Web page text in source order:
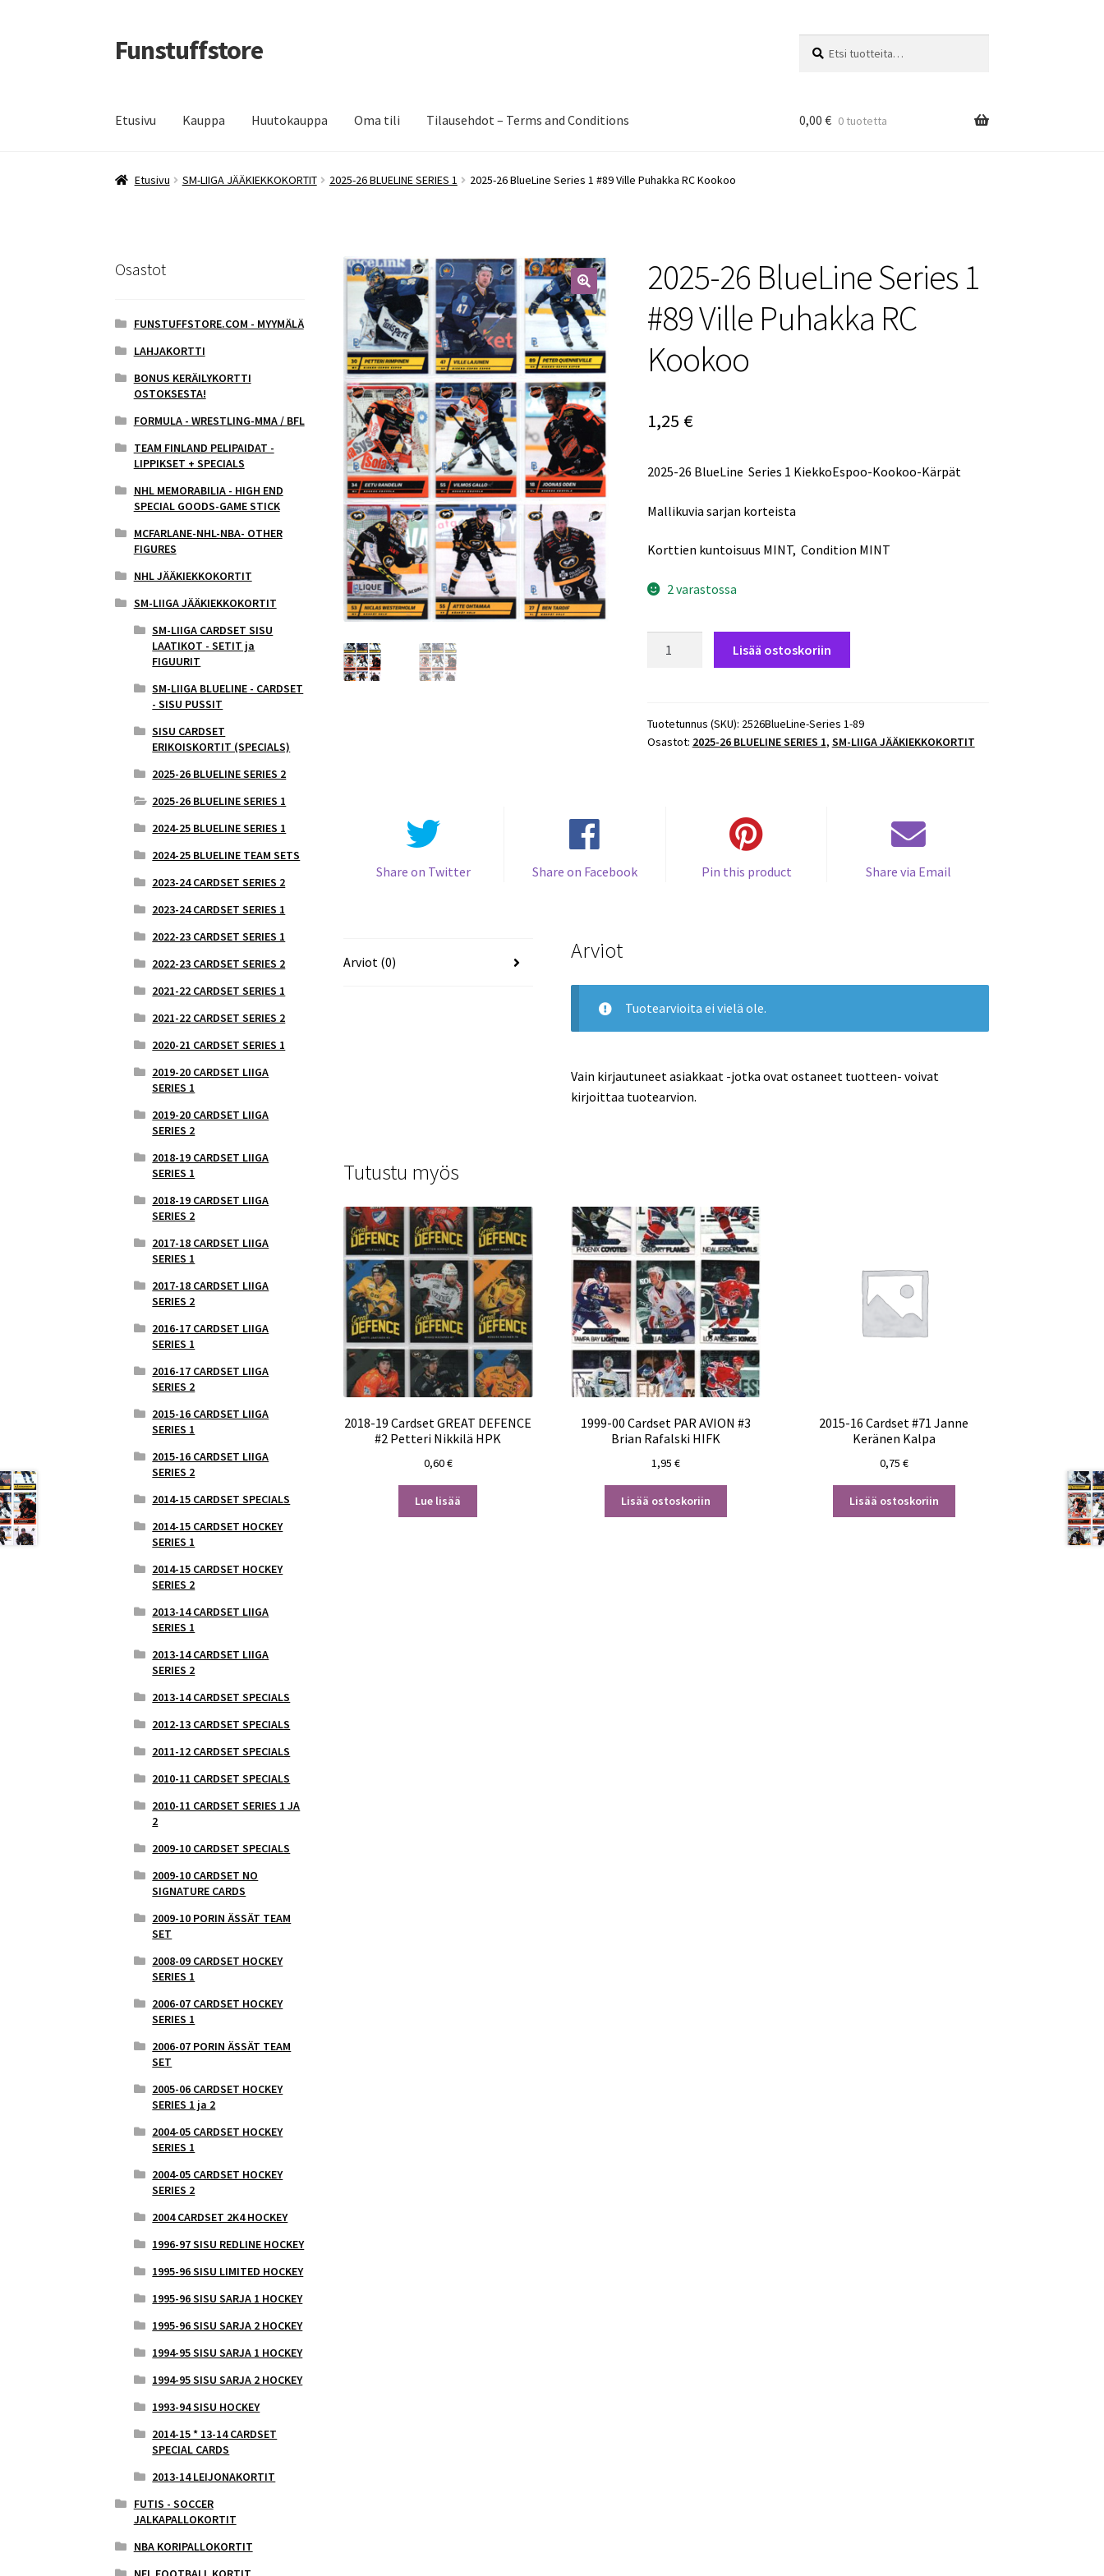
Siirry
navigointiin
Siirry
sisältöön
Funstuffstore
Etusivu Kauppa Huutokauppa Oma tili Tilausehdot – Terms and Conditions 0,00 € 0 tuotetta
Etusivu SM-LIIGA JÄÄKIEKKOKORTIT 2025-26 BLUELINE SERIES 1 2025-26 BlueLine Series 1 #89 Ville Puhakka RC Kookoo
🔍
2025-26 BlueLine Series 1
#89 Ville Puhakka RC
Kookoo
1,25 €
2025-26 BlueLine Series 1 KiekkoEspoo-Kookoo-Kärpät
Mallikuvia sarjan korteista
Korttien kuntoisuus MINT, Condition MINT
2 varastossa
1
#89
Lisää ostoskoriin
Tuotetunnus (SKU): 2526BlueLine-Series 1-89
Osastot: 2025-26 BLUELINE SERIES 1, SM-LIIGA JÄÄKIEKKOKORTIT
Share on Twitter Share on Facebook Pin this product Share via Email
Arviot (0) Arviot
Tuotearvioita ei vielä ole.
Vain kirjautuneet asiakkaat -jotka ovat ostaneet tuotteen- voivat
kirjoittaa tuotearvion.
Tutustu myös
2018-19 Cardset GREAT DEFENCE
#2 Petteri Nikkilä HPK
0,60€
Lue lisää
1999-00 Cardset PAR AVION #3
Brian Rafalski HIFK
1,95€
Lisää ostoskoriin
2015-16 Cardset #71 Janne
Keränen Kalpa
0,75 €
Lisää ostoskoriin
Osastot
FUNSTUFFSTORE.COM - MYYMÄLÄ
LAHJAKORTTI
BONUS KERÄILYKORTTI
OSTOKSESTA!
FORMULA - WRESTLING-MMA / BFL
TEAM FINLAND PELIPAIDAT -
LIPPIKSET + SPECIALS
NHL MEMORABILIA - HIGH END
SPECIAL GOODS-GAME STICK
MCFARLANE-NHL-NBA- OTHER
FIGURES
NHL JÄÄKIEKKOKORTIT
SM-LIIGA JÄÄKIEKKOKORTIT
SM-LIIGA CARDSET SISU
LAATIKOT - SETIT ja
FIGUURIT
SM-LIIGA BLUELINE - CARDSET
- SISU PUSSIT
SISU CARDSET
ERIKOISKORTIT (SPECIALS)
2025-26 BLUELINE SERIES 2
2025-26 BLUELINE SERIES 1
2024-25 BLUELINE SERIES 1
2024-25 BLUELINE TEAM SETS
2023-24 CARDSET SERIES 2
2023-24 CARDSET SERIES 1
2022-23 CARDSET SERIES 1
2022-23 CARDSET SERIES 2
2021-22 CARDSET SERIES 1
2021-22 CARDSET SERIES 2
2020-21 CARDSET SERIES 1
2019-20 CARDSET LIIGA
SERIES 1
2019-20 CARDSET LIIGA
SERIES 2
2018-19 CARDSET LIIGA
SERIES 1
2018-19 CARDSET LIIGA
SERIES 2
2017-18 CARDSET LIIGA
SERIES 1
2017-18 CARDSET LIIGA
SERIES 2
2016-17 CARDSET LIIGA
SERIES 1
2016-17 CARDSET LIIGA
SERIES 2
2015-16 CARDSET LIIGA
SERIES 1
2015-16 CARDSET LIIGA
SERIES 2
2014-15 CARDSET SPECIALS
2014-15 CARDSET HOCKEY
SERIES 1
2014-15 CARDSET HOCKEY
SERIES 2
2013-14 CARDSET LIIGA
SERIES 1
2013-14 CARDSET LIIGA
SERIES 2
2013-14 CARDSET SPECIALS
2012-13 CARDSET SPECIALS
2011-12 CARDSET SPECIALS
2010-11 CARDSET SPECIALS
2010-11 CARDSET SERIES 1 JA
2
2009-10 CARDSET SPECIALS
2009-10 CARDSET NO
SIGNATURE CARDS
2009-10 PORIN ÄSSÄT TEAM
SET
2008-09 CARDSET HOCKEY
SERIES 1
2006-07 CARDSET HOCKEY
SERIES 1
2006-07 PORIN ÄSSÄT TEAM
SET
2005-06 CARDSET HOCKEY
SERIES 1 ja 2
2004-05 CARDSET HOCKEY
SERIES 1
2004-05 CARDSET HOCKEY
SERIES 2
2004 CARDSET 2K4 HOCKEY
1996-97 SISU REDLINE HOCKEY
1995-96 SISU LIMITED HOCKEY
1995-96 SISU SARJA 1 HOCKEY
1995-96 SISU SARJA 2 HOCKEY
1994-95 SISU SARJA 1 HOCKEY
1994-95 SISU SARJA 2 HOCKEY
1993-94 SISU HOCKEY
2014-15 * 13-14 CARDSET
SPECIAL CARDS
2013-14 LEIJONAKORTIT
FUTIS - SOCCER
JALKAPALLOKORTIT
NBA KORIPALLOKORTIT